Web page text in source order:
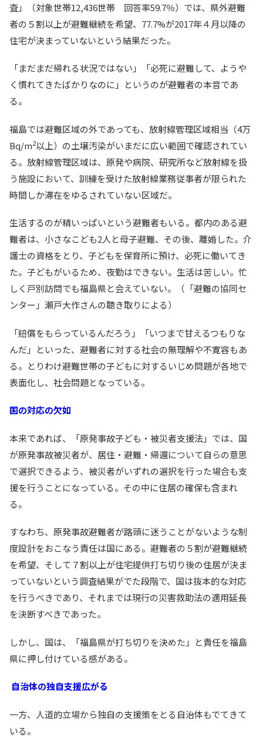
査」（対象世帯12,436世帯 回答率59.7％）では、県外避難
者の５割以上が避難継続を希望、77.7%が2017年４月以降の
住宅が決まっていないという結果だった。
「まだまだ帰れる状況ではない」「必死に避難して、ようや
く慣れてきたばかりなのに」というのが避難者の本音であ
る。
福島では避難区域の外であっても、放射線管理区域相当（4万
Bq/m2以上）の土壌汚染がいまだに広い範囲で確認されてい
る。放射線管理区域は、原発や病院、研究所など放射線を扱
う施設において、訓練を受けた放射線業務従事者が限られた
時間しか滞在をゆるされていない区域だ。
生活するのが精いっぱいという避難者もいる。都内のある避
難者は、小さなこども2人と母子避難、その後、離婚した。介
護士の資格をとり、子どもを保育所に預け、必死に働いてき
た。子どもがいるため、夜勤はできない。生活は苦しい。忙
しく戸別訪問でも福島県と会えていない。（「避難の協同セ
ンター」瀬戸大作さんの聴き取りによる）
「賠償をもらっているんだろう」「いつまで甘えるつもりな
んだ」といった、避難者に対する社会の無理解や不寛容もあ
る。とりわけ避難世帯の子どもに対するいじめ問題が各地で
表面化し、社会問題となっている。
国の対応の欠如
本来であれば、「原発事故子ども・被災者支援法」では、国
が原発事故被災者が、居住・避難・帰還について自らの意思
で選択できるよう、被災者がいずれの選択を行った場合も支
援を行うことになっている。その中に住居の確保も含まれ
る。
すなわち、原発事故避難者が路頭に迷うことがないような制
度設計をおこなう責任は国にある。避難者の５割が避難継続
を希望、そして７割以上が住宅提供打ち切り後の住居が決ま
っていないという調査結果がでた段階で、国は抜本的な対応
を行うべきであり、それまでは現行の災害救助法の適用延長
を決断すべきであった。
しかし、国は、「福島県が打ち切りを決めた」と責任を福島
県に押し付けている感がある。
自治体の独自支援広がる
一方、人道的立場から独自の支援策をとる自治体もでてきて
いる。